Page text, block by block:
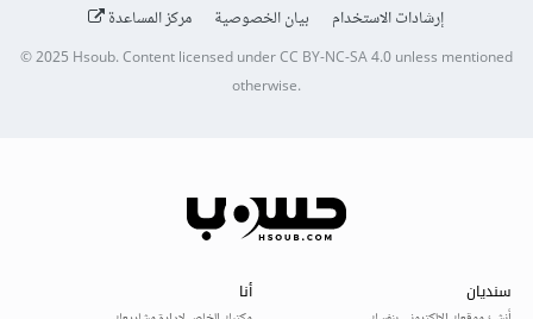
إرشادات الاستخدام
بيان الخصوصية مركز المساعدة
© 2025Hsoub.Content licensed underCC BY-NC-SA 4.0unless mentioned
otherwise.